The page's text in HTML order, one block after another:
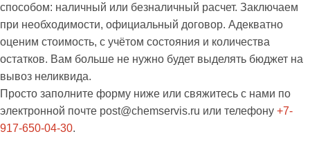
способом: наличный или безналичный расчет. Заключаем
при необходимости, официальный договор. Адекватно
оценим стоимость, с учётом состояния и количества
остатков. Вам больше не нужно будет выделять бюджет на
вывоз неликвида.
Просто заполните форму ниже или свяжитесь с нами по
электронной почте post@chemservis.ru или телефону +7-
917-650-04-30.